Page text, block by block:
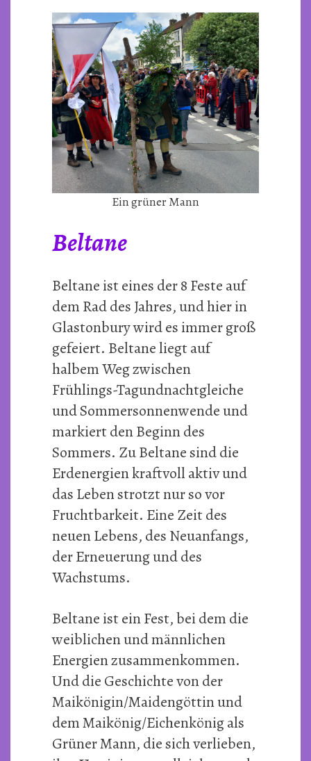
Ein grüner Mann
Beltane
Beltane ist eines der 8 Feste auf
dem Rad des Jahres, und hier in
Glastonbury wird es immer groß
gefeiert. Beltane liegt auf
halbem Weg zwischen
Frühlings-Tagundnachtgleiche
und Sommersonnenwende und
markiert den Beginn des
Sommers. Zu Beltane sind die
Erdenergien kraftvoll aktiv und
das Leben strotzt nur so vor
Fruchtbarkeit. Eine Zeit des
neuen Lebens, des Neuanfangs,
der Erneuerung und des
Wachstums.
Beltane ist ein Fest, bei dem die
weiblichen und männlichen
Energien zusammenkommen.
Und die Geschichte von der
Maikönigin/Maidengöttin und
dem Maikönig/Eichenkönig als
Grüner Mann, die sich verlieben,